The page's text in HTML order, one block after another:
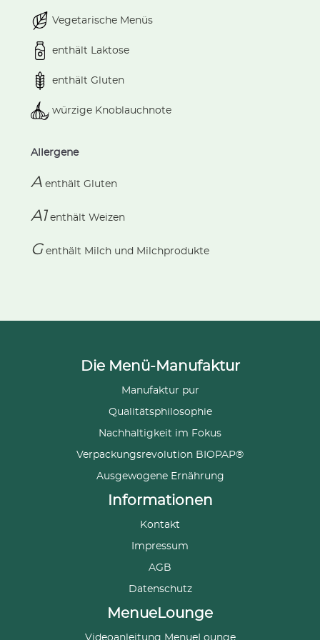
Vegetarische Menüs
enthält Laktose
enthält Gluten
würzige Knoblauchnote
Allergene
A enthält Gluten
A1 enthält Weizen
G enthält Milch und Milchprodukte
Die Menü-Manufaktur
Manufaktur pur
Qualitätsphilosophie
Nachhaltigkeit im Fokus
Verpackungsrevolution BIOPAP®
Ausgewogene Ernährung
Informationen
Kontakt
Impressum
AGB
Datenschutz
MenueLounge
Videoanleitung MenueLounge